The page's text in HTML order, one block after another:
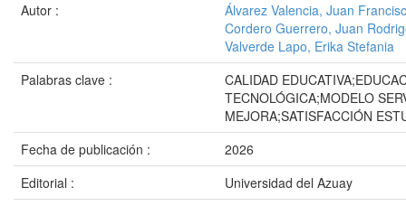
Autor :
Álvarez Valencia, Juan
Cordero Guerrero, Juan
Valverde Lapo, Erika Stefania
Palabras clave :
CALIDAD
TECNOLÓGICA;MODELO
MEJORA;SATISFACCIÓN
Fecha de publicación :
2026
Editorial :
Universidad del Azuay